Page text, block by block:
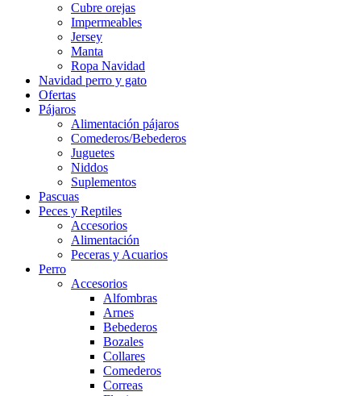
Cubre orejas
Impermeables
Jersey
Manta
Ropa Navidad
Navidad perro y gato
Ofertas
Pájaros
Alimentación pájaros
Comederos/Bebederos
Juguetes
Niddos
Suplementos
Pascuas
Peces y Reptiles
Accesorios
Alimentación
Peceras y Acuarios
Perro
Accesorios
Alfombras
Arnes
Bebederos
Bozales
Collares
Comederos
Correas